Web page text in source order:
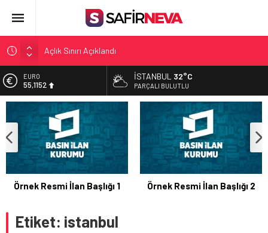
Açlık Sınırı Açıklandı
Öğretmenlere Kötü Haber
FETÖ’nün kritik ismi tutuklandı
Son dakika… İstanbul’da trafik felç
Yunanistan Başbakanı Çipras Türkiye’ye gelecek
EURO
55,1152
ALTIN
6.529,72
BİST
13.703,13
DOLAR
47,5844
İSTANBUL 32°C
PARÇALI BULUTLU
Örnek Resmi İlan Başlığı 1 Örnek Resmi İlan Başlığı 2
Etiket: istanbul